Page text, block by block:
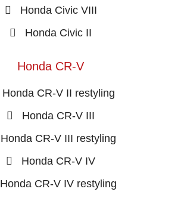
Honda Civic VIII
Honda Civic II
Honda CR-V
Honda CR-V II restyling
Honda CR-V III
Honda CR-V III restyling
Honda CR-V IV
Honda CR-V IV restyling